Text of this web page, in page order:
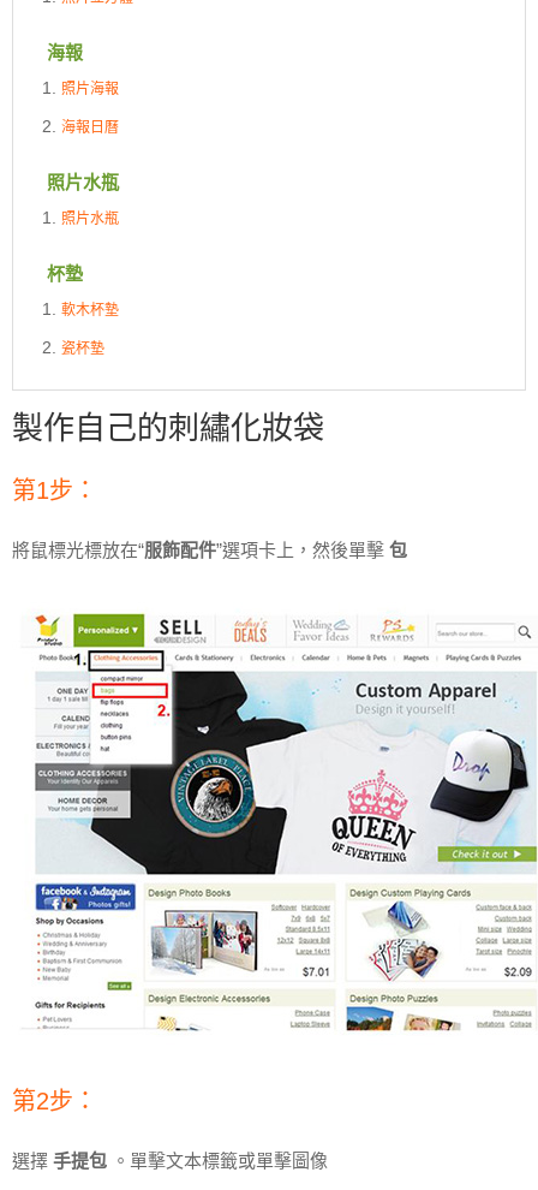
海報
照片海報
海報日曆
照片水瓶
照片水瓶
杯墊
軟木杯墊
瓷杯墊
製作自己的刺繡化妝袋
第1步：
將鼠標光標放在“服飾配件”選項卡上，然後單擊 包
第2步：
選擇 手提包 。單擊文本標籤或單擊圖像